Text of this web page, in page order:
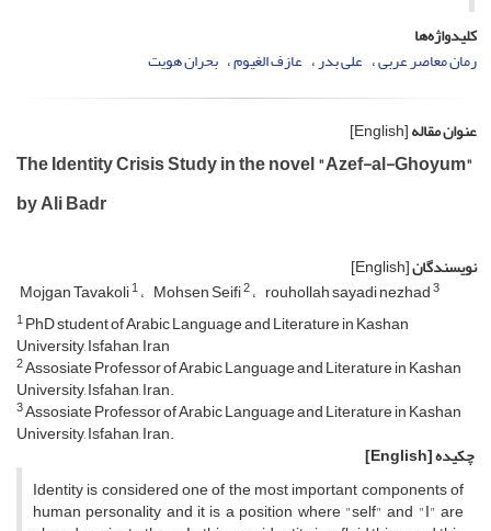
کلیدواژه‌ها
رمان معاصر عربی علی بدر عازف الغیوم بحران هویت
عنوان مقاله[English]
The Identity Crisis Study in the novel "Azef-al-Ghoyum"
by Ali Badr
نویسندگان[English]
Mojgan Tavakoli1 Mohsen Seifi2 rouhollah sayadi nezhad3
1PhD student of Arabic Language and Literature in Kashan
University, Isfahan, Iran
2Assosiate Professor of Arabic Language and Literature in Kashan
University, Isfahan, Iran.
3Assosiate Professor of Arabic Language and Literature in Kashan
University, Isfahan, Iran.
چکیده[English]
Identity is considered one of the most important components of
human personality and it is a position where "self" and "I" are